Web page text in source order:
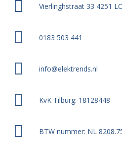
Vierlinghstraat 33 4251
0183 503 441
info@elektrends.nl
KvK Tilburg: 18128448
BTW nummer: NL